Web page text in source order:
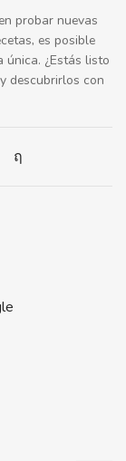
probar nuevas
es posible
¿Estás listo
descubrirlos con